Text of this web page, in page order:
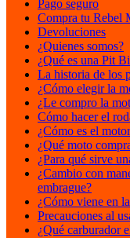
Pago seguro
Compra tu Rebel
Devoluciones
¿Quienes somos?
¿Qué es una Pit
La historia de los
¿Cómo elegir la
¿Le compro la
Cómo hacer el
¿Cómo es el
¿Qué moto
¿Para qué sirve
¿Cambio con
embrague?
¿Cómo viene en
Precauciones al
¿Qué carburador